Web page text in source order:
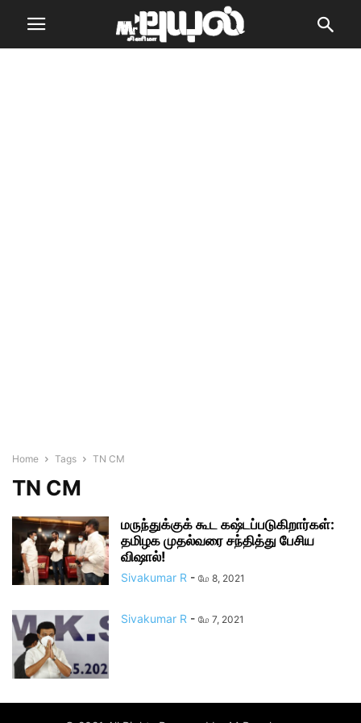
Home Tags TN CM
TN CM
மருந்துக்குக் கூட கஷ்டப்படுகிறார்கள்:
தமிழக முதல்வரை சந்தித்து பேசிய
விஷால்!
Sivakumar R - மே 8, 2021
Sivakumar R - மே 7, 2021